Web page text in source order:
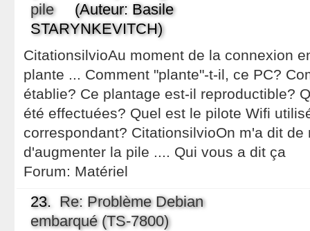
pile
(Auteur: Basile
STARYNKEVITCH)
CitationsilvioAu moment de la connexion
plante ... Comment "plante"-t-il, ce PC?
établie? Ce plantage est-il reproductible?
été effectuées? Quel est le pilote Wifi
correspondant? CitationsilvioOn m'a dit de
d'augmenter la pile .... Qui vous a dit ça
Forum: Matériel
23. Re: Problème Debian
embarqué (TS-7800)